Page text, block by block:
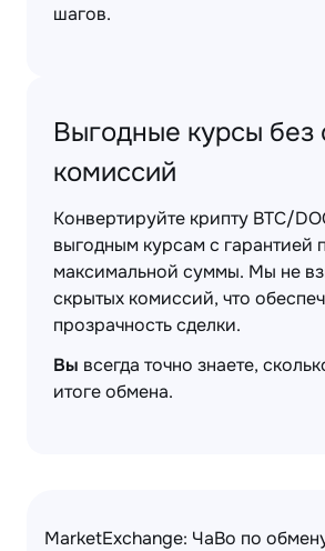
шагов.
Выгодные курсы без
комиссий
Конвертируйте крипту BTC/
выгодным курсам с гарантией
максимальной суммы. Мы не
скрытых комиссий, что
прозрачность сделки.
Вы всегда точно знаете,
итоге обмена.
MarketExchange: ЧаВо по